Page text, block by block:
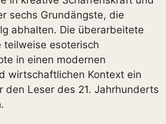
sechs Grundängste, die
abhalten. Die überarbeitete
teilweise esoterisch
in einen modernen
wirtschaftlichen Kontext ein
den Leser des 21. Jahrhunderts